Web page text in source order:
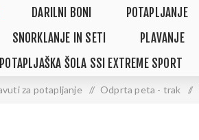
DARILNI BONI POTAPLJANJE
SNORKLANJE IN SETI PLAVANJE
POTAPLJAŠKA ŠOLA SSI EXTREME SPORT
za potapljanje / Odprta peta - trak /